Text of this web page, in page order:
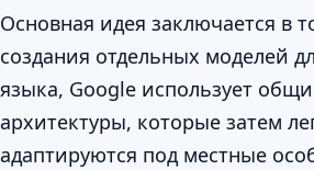
Основная идея заключается в
создания отдельных моделей
языка, Google использует
архитектуры, которые затем
адаптируются под местные